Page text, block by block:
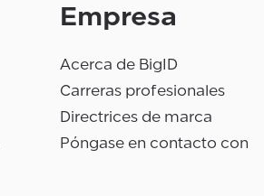
Empresa
Acerca de BigID
Carreras profesionales
Directrices de marca
Póngase en contacto con